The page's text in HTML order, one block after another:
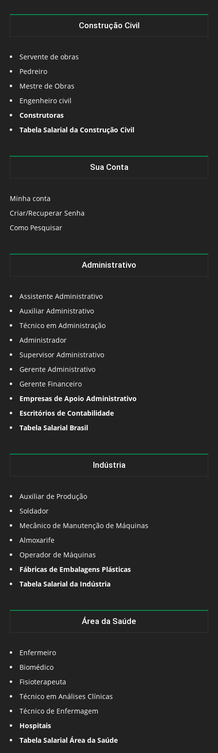
Construção Civil
Servente de obras
Pedreiro
Mestre de Obras
Engenheiro civil
Construtoras
Tabela Salarial da Construção Civil
Sua Conta
Minha conta
Criar/Recuperar Senha
Como Pesquisar
Administrativo
Assistente Administrativo
Auxiliar Administrativo
Técnico em Administração
Administrador
Supervisor Administrativo
Gerente Administrativo
Gerente Financeiro
Empresas de Apoio Administrativo
Escritórios de Contabilidade
Tabela Salarial Brasil
Indústria
Auxiliar de Produção
Soldador
Mecânico de Manutenção de Máquinas
Almoxarife
Operador de Máquinas
Fábricas de Embalagens Plásticas
Tabela Salarial da Indústria
Área da Saúde
Enfermeiro
Biomédico
Fisioterapeuta
Técnico em Análises Clínicas
Técnico de Enfermagem
Hospitais
Tabela Salarial Área da Saúde